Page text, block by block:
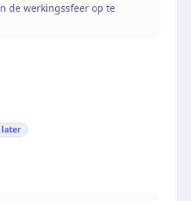
de werkingssfeer op te
later